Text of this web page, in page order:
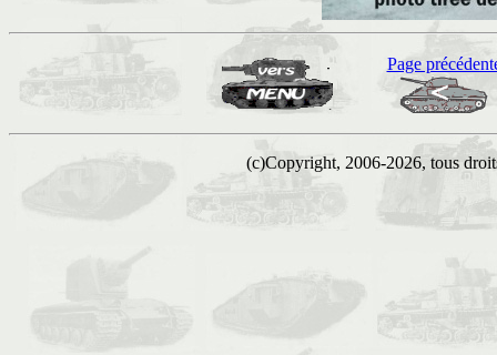
Page
(c)Copyright, 2006-2026, tous